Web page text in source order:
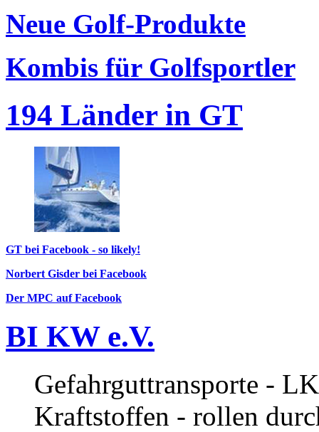
Neue Golf-Produkte
Kombis für Golfsportler
194 Länder in GT
GT bei Facebook - so likely!
Norbert Gisder bei Facebook
Der MPC auf Facebook
BI KW e.V.
Gefahrguttransporte -
Kraftstoffen - rollen